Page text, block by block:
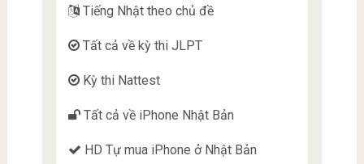
Tiếng Nhật theo chủ đề
Tất cả về kỳ thi JLPT
Kỳ thi Nattest
Tất cả về iPhone Nhật Bản
HD Tự mua iPhone ở Nhật Bản